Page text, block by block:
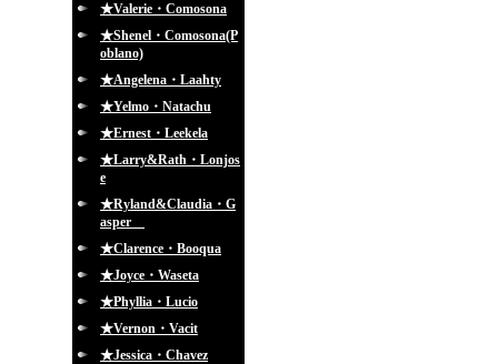
★Valerie・Comosona
★Shenel・Comosona(P
oblano)
★Angelena・Laahty
★Yelmo・Natachu
★Ernest・Leekela
★Larry&Rath・Lonjos
e
★Ryland&Claudia・G
asper
★Clarence・Booqua
★Joyce・Waseta
★Phyllia・Lucio
★Vernon・Vacit
★Jessica・Chavez